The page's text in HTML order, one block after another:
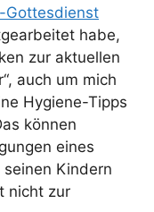
Gottesdienst
habe,
zur aktuellen
auch um mich
Hygiene-Tipps
können
eines
Kindern
nicht zur